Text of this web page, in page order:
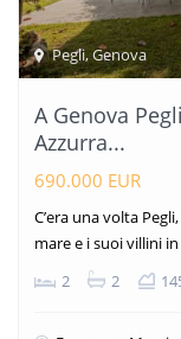
Pegli,Genova
A Genova
Azzurra...
690.000 EUR
C’era una volta
mare e i suoi villini
2 2